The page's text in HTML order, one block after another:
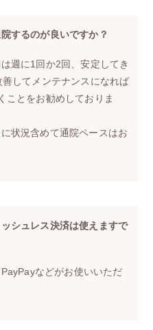
するのが良いですか？
週に1回か2回、安定してき
してメンテナンスになれば
ことをお勧めしておりま
状況含めて通院ペースはお
シュレス決済は使えますで
などがお使いいただ